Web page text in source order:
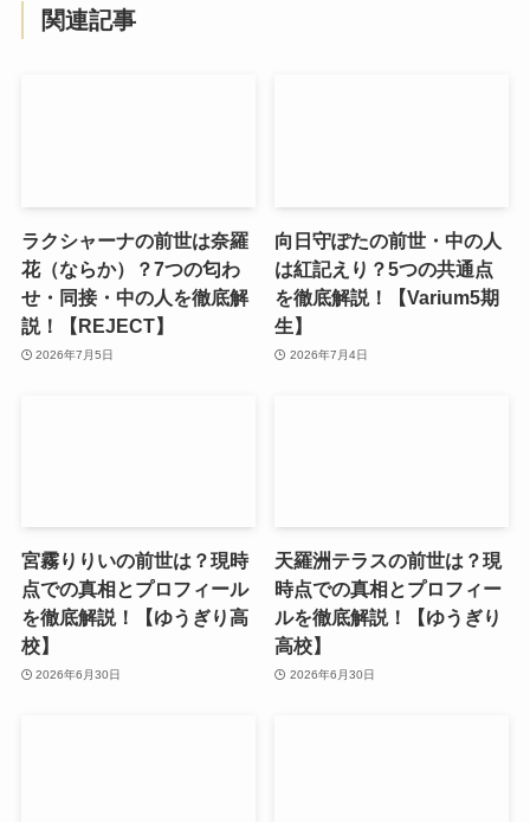
関連記事
ラクシャーナの前世は奈羅
花（ならか）？7つの匂わ
せ・同接・中の人を徹底解
説！【REJECT】
2026年7月5日
向日守ぽたの前世・中の人
は紅記えり？5つの共通点
を徹底解説！【Varium5期
生】
2026年7月4日
宮霧りりいの前世は？現時
点での真相とプロフィール
を徹底解説！【ゆうぎり高
校】
2026年6月30日
天羅洲テラスの前世は？現
時点での真相とプロフィー
ルを徹底解説！【ゆうぎり
高校】
2026年6月30日